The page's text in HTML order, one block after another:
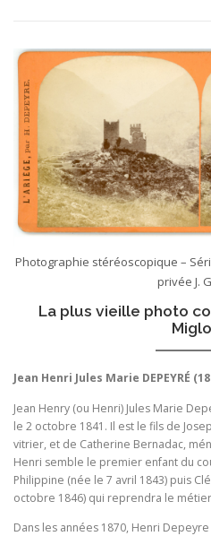
Photographie stéréoscopique –
privée J.
La plus vieille photo
Jean Henri Jules Marie DEPEYRÉ
Jean Henry (ou Henri) Jules Marie
le 2 octobre 1841. Il est le fils de
vitrier, et de Catherine Bernadac,
Henri semble le premier enfant du
Philippine (née le 7 avril 1843) puis
octobre 1846) qui reprendra le
Dans les années 1870, Henri